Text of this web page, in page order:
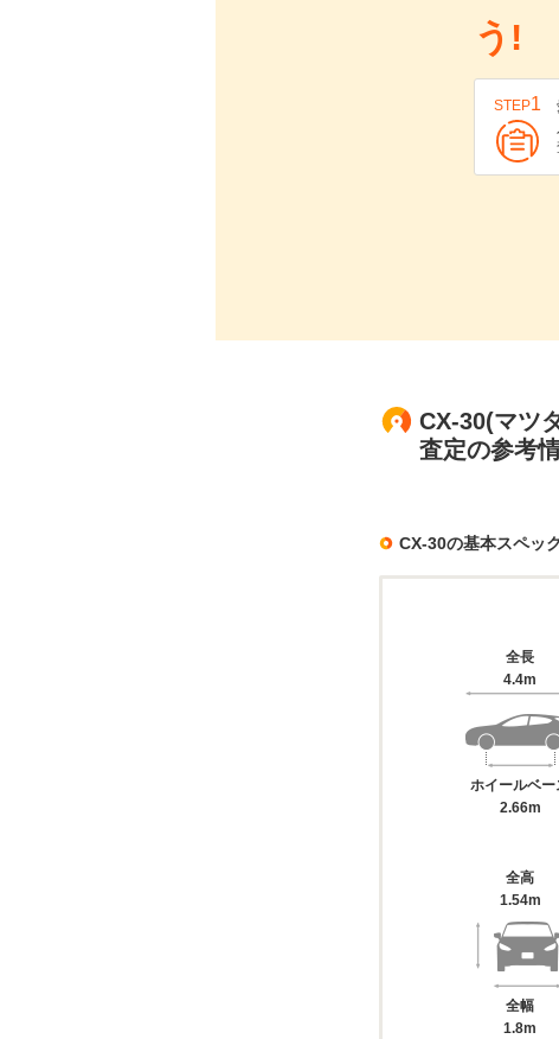
う!
STEP1
CX-30(マツ
査定の参考
CX-30の基本スペック
全長
4.4m
ホイールベー
2.66m
全高
1.54m
全幅
1.8m